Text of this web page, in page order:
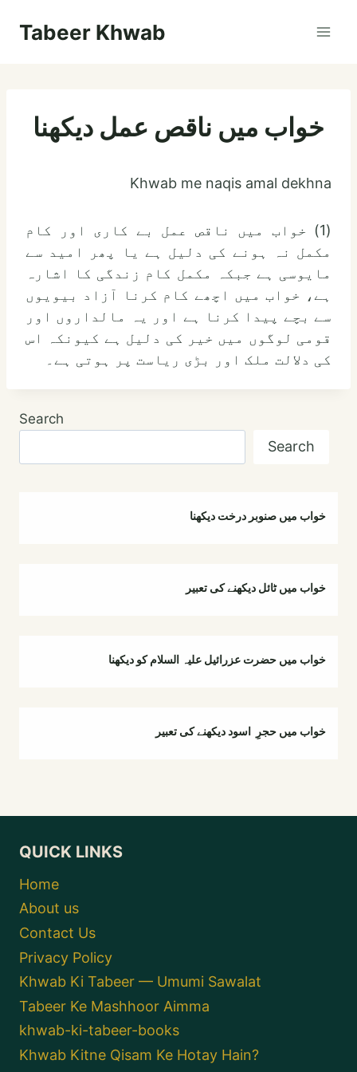
Tabeer Khwab
خواب میں ناقص عمل دیکھنا
Khwab me naqis amal dekhna
(1) خواب میں ناقص عمل بے کاری اور کام
مکمل نہ ہونے کی دلیل ہے یا پھر امید سے
مایوسی ہے جبکہ مکمل کام زندگی کا اشارہ
ہے، خواب میں اچھے کام کرنا آزاد بیویوں
سے بچے پیدا کرنا ہے اور یہ مالداروں اور
قومی لوگوں میں خیر کی دلیل ہے کیونکہ اس
کی دلالت ملک اور بڑی ریاست پر ہوتی ہے۔
Search
Search
خواب میں صنوبر درخت دیکھنا
خواب میں ٹائل دیکھنے کی تعبیر
خواب میں حضرت عزرائیل علیہ السلام کو دیکھنا
خواب میں حجرِ اسود دیکھنے کی تعبیر
QUICK LINKS
Home
About us
Contact Us
Privacy Policy
Khwab Ki Tabeer — Umumi Sawalat
Tabeer Ke Mashhoor Aimma
khwab-ki-tabeer-books
Khwab Kitne Qisam Ke Hotay Hain?